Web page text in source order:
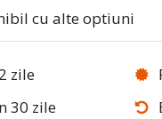
cu alte optiuni
zile
30 zile